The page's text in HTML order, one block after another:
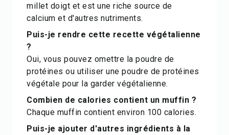
millet doigt et est une riche source de
calcium et d'autres nutriments.
Puis-je rendre cette recette végétalienne
?
Oui, vous pouvez omettre la poudre de
protéines ou utiliser une poudre de protéines
végétale pour la garder végétalienne.
Combien de calories contient un muffin ?
Chaque muffin contient environ 100 calories.
Puis-je ajouter d'autres ingrédients à la